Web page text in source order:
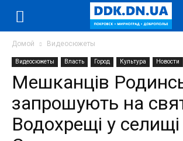
Домой Видеосюжеты
Видеосюжеты Власть Город Культура Новости
Мешканців
запрошують на
Водохрещі у селищі